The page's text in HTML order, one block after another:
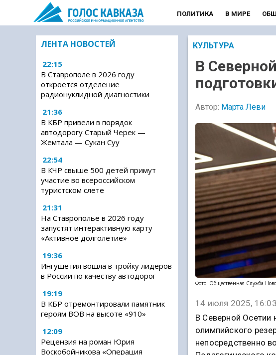
ПОЛИТИКА В МИРЕ
ЛЕНТА НОВОСТЕЙ
22:15
В Ставрополе в 2026 году
откроется отделение
радионуклидной диагностики
21:36
В КБР привели в порядок
автодорогу Старый Черек —
Жемтала — Сукан Суу
22:54
В КЧР свыше 500 детей примут
участие во всероссийском
туристском слете
21:31
На Ставрополье в 2026 году
запустят интерактивную карту
«Активное долголетие»
19:36
Ингушетия вошла в тройку лидеров
в России по качеству автодорог
19:19
В КБР отремонтировали памятник
героям ВОВ на высоте «910»
12:09
Рецензия на роман Юрия
Воскобойникова «Операция
КУЛЬТУРА
В
Автор: Марта Леви
Фото: Общественная Служба
14 июля 2025,
В Северной Осетии
олимпийского
непосредственно